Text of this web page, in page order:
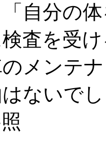
自分の
査を受
メンテ
ないで